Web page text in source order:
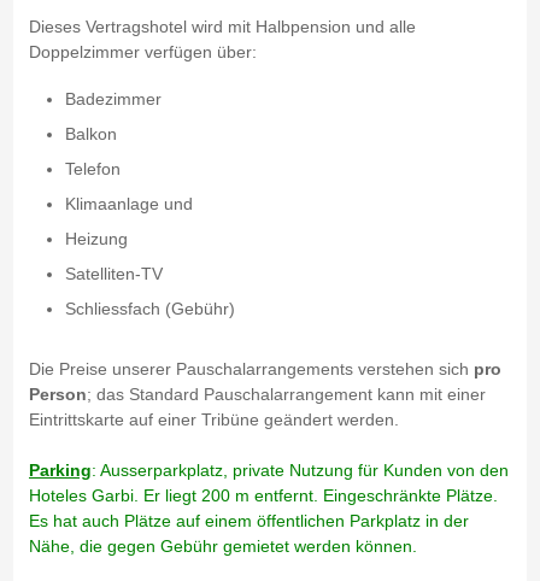
Dieses Vertragshotel wird mit Halbpension und alle
Doppelzimmer verfügen über:
Badezimmer
Balkon
Telefon
Klimaanlage und
Heizung
Satelliten-TV
Schliessfach (Gebühr)
Die Preise unserer Pauschalarrangements verstehen sich pro
Person; das Standard Pauschalarrangement kann mit einer
Eintrittskarte auf einer Tribüne geändert werden.
Parking: Ausserparkplatz, private Nutzung für Kunden von den
Hoteles Garbi. Er liegt 200 m entfernt. Eingeschränkte Plätze.
Es hat auch Plätze auf einem öffentlichen Parkplatz in der
Nähe, die gegen Gebühr gemietet werden können.